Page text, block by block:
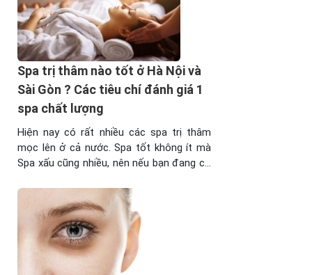
Spa trị thâm nào tốt ở Hà Nội và
Sài Gòn ? Các tiêu chí đánh giá 1
spa chất lượng
Hiện nay có rất nhiều các spa trị thâm
mọc lên ở cả nước. Spa tốt không ít mà
Spa xấu cũng nhiều, nên nếu bạn đang có
tham khảo bài viết này. I. Trị thâm da tại
spa có ưu điểm gì? Theo ...